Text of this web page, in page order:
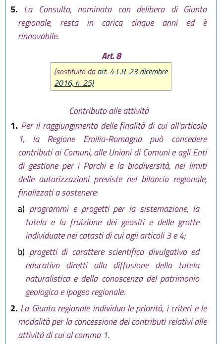
5. La Consulta, nominata con delibera di Giunta
regionale, resta in carica cinque anni ed è
rinnovabile.
Art. 8
(sostituito daart. 4 L.R. 23 dicembre
2016, n. 25)
Contributo alle attività
1. Per il raggiungimento delle finalità di cui all'articolo
1, la Regione Emilia-Romagna può concedere
contributi ai Comuni, alle Unioni di Comuni e agli Enti
di gestione per i Parchi e la biodiversità, nei limiti
delle autorizzazioni previste nel bilancio regionale,
finalizzati a sostenere:
a) programmi e progetti per la sistemazione, la
tutela e la fruizione dei geositi e delle grotte
individuate nei catasti di cui agli articoli 3 e 4;
b) progetti di carattere scientifico divulgativo ed
educativo diretti alla diffusione della tutela
naturalistica e della conoscenza del patrimonio
geologico e ipogeo regionale.
2. La Giunta regionale individua le priorità, i criteri e le
modalità per la concessione dei contributi relativi alle
attività di cui al comma 1.